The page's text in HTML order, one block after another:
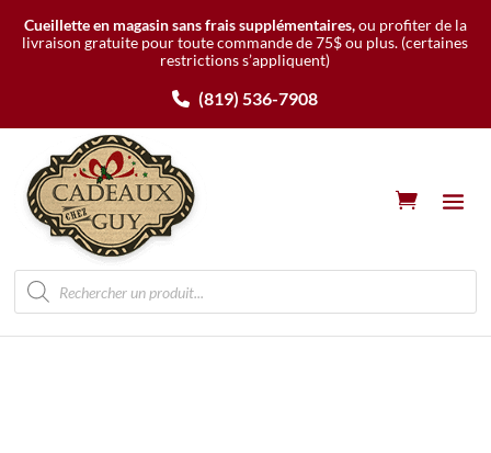
Cueillette en magasin sans frais supplémentaires,ou profiter de la
livraison gratuite pour toute commande de 75$ ou plus. (certaines
restrictions s’appliquent)
(819) 536-7908
Recherche
de
produits